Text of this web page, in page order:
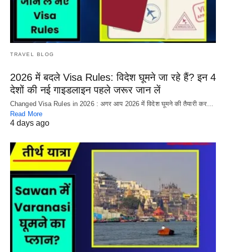
TRAVEL BLOG
2026 में बदले Visa Rules: विदेश घूमने जा रहे हैं? इन 4
देशों की नई गाइडलाइन पहले जरूर जान लें
Changed Visa Rules in 2026 : अगर आप 2026 में विदेश घूमने की तैयारी कर…
Read More
4 days ago